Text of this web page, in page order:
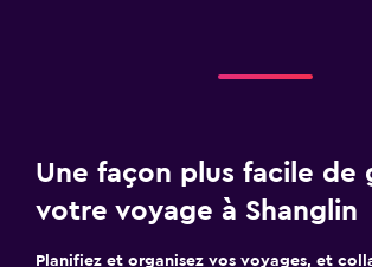
Une façon plus facile de
votre voyage à Shanglin
Planifiez et organisez vos voyages, et